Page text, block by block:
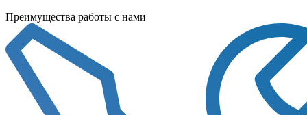
Преимущества работы с нами